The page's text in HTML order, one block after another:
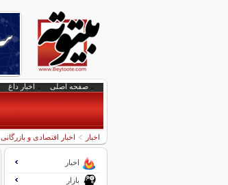
صفحه اصلی اخبار داغ
اخبار اخبار اقتصادی و بازرگانی
اخبار
بازار